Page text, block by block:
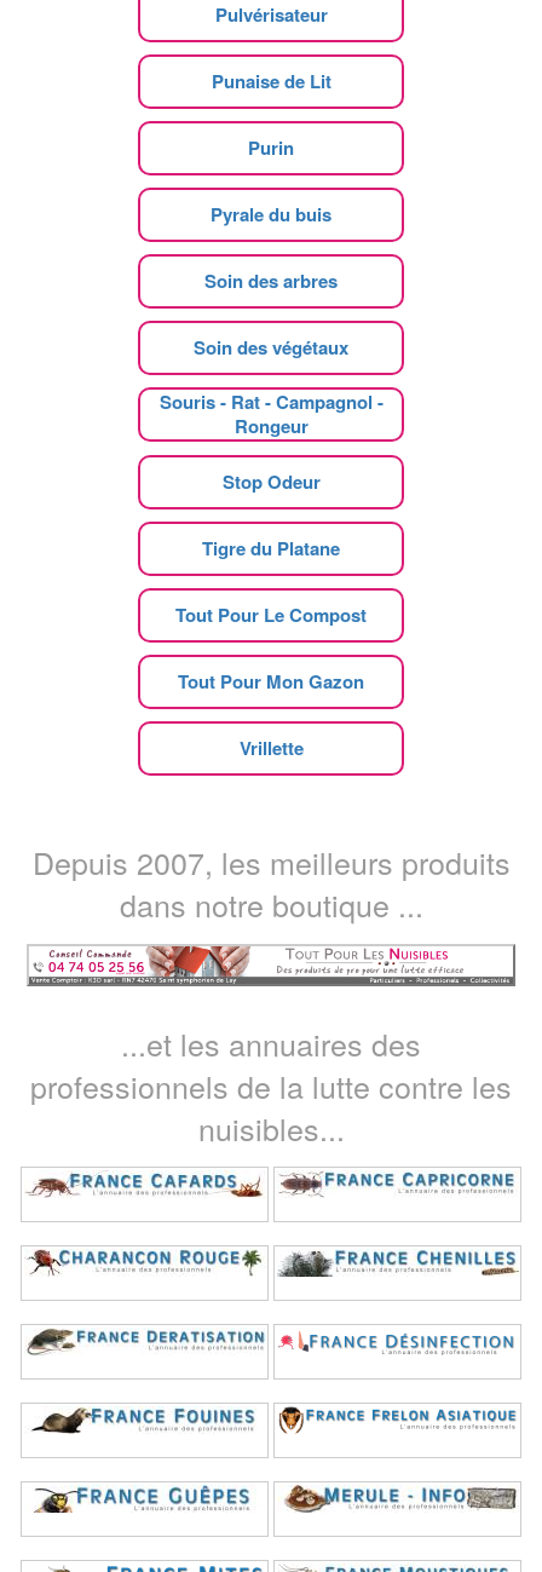
Pulvérisateur
Punaise de Lit
Purin
Pyrale du buis
Soin des arbres
Soin des végétaux
Souris - Rat - Campagnol -
Rongeur
Stop Odeur
Tigre du Platane
Tout Pour Le Compost
Tout Pour Mon Gazon
Vrillette
Depuis 2007, les meilleurs produits
dans notre boutique ...
...et les annuaires des
professionnels de la lutte contre les
nuisibles...